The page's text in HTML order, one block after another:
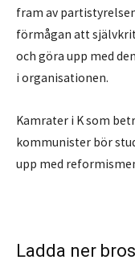
fram av
förmågan att
och göra upp med
i organisationen.
Kamrater i K som
kommunister bör
upp med
Ladda ner